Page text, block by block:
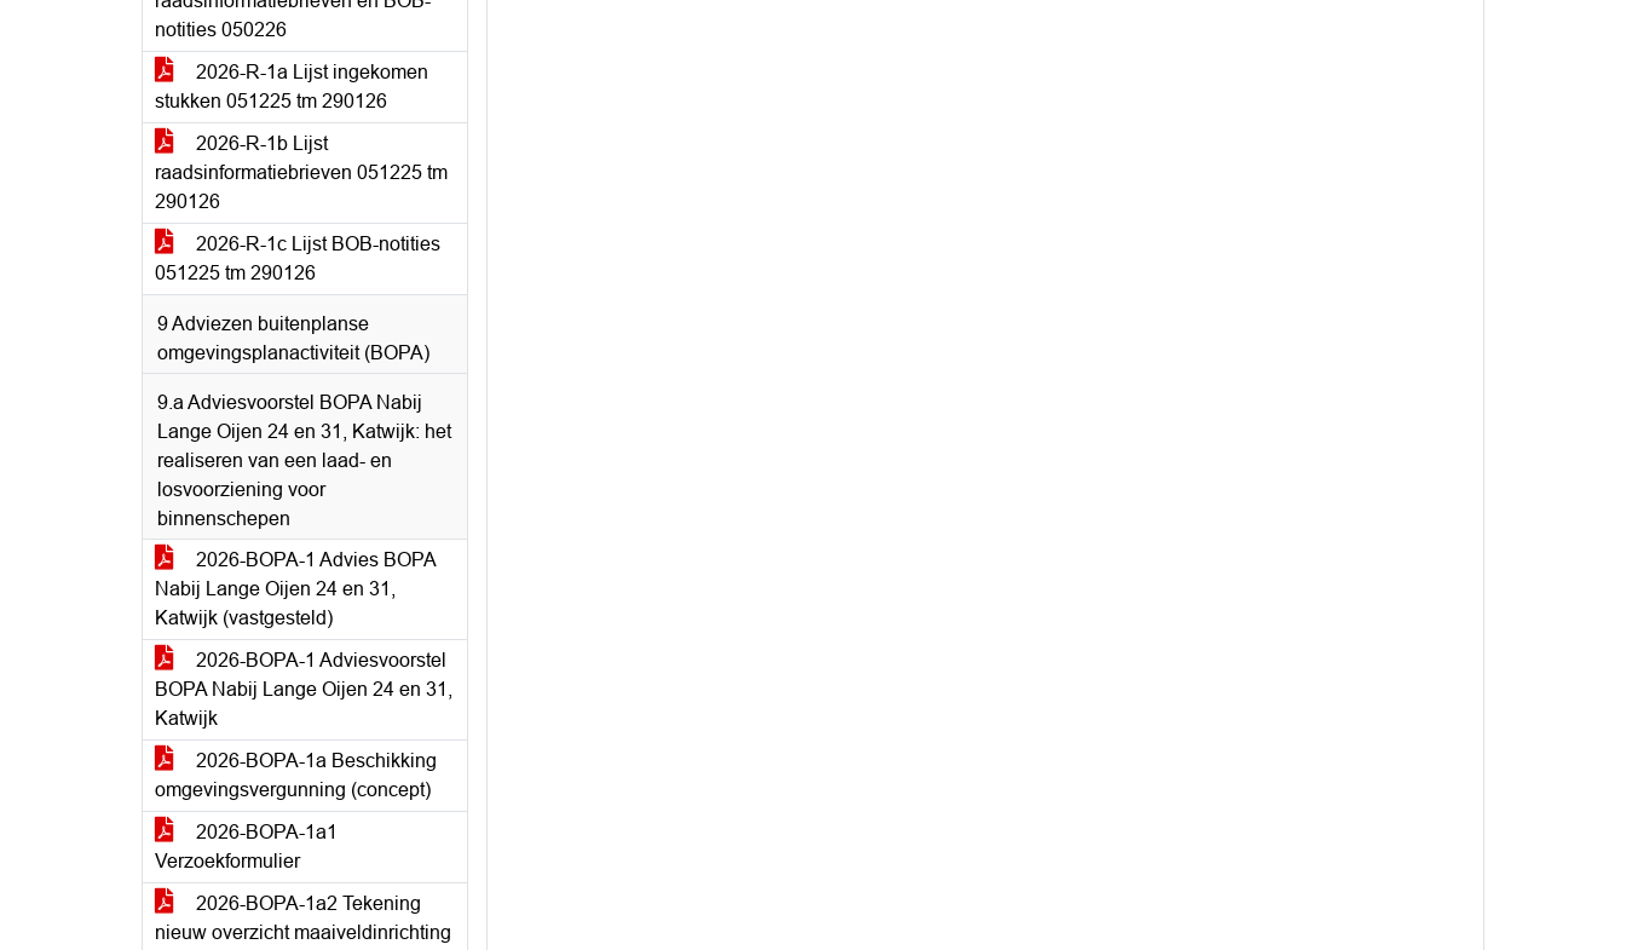
notities 050226
2026-R-1a Lijst ingekomen
stukken 051225 tm 290126
2026-R-1b Lijst
raadsinformatiebrieven 051225 tm
290126
2026-R-1c Lijst BOB-notities
051225 tm 290126
9 Adviezen buitenplanse
omgevingsplanactiviteit (BOPA)
9.a Adviesvoorstel BOPA Nabij
Lange Oijen 24 en 31, Katwijk: het
realiseren van een laad- en
losvoorziening voor
binnenschepen
2026-BOPA-1 Advies BOPA
Nabij Lange Oijen 24 en 31,
Katwijk (vastgesteld)
2026-BOPA-1 Adviesvoorstel
BOPA Nabij Lange Oijen 24 en 31,
Katwijk
2026-BOPA-1a Beschikking
omgevingsvergunning (concept)
2026-BOPA-1a1
Verzoekformulier
2026-BOPA-1a2 Tekening
nieuw overzicht maaiveldinrichting